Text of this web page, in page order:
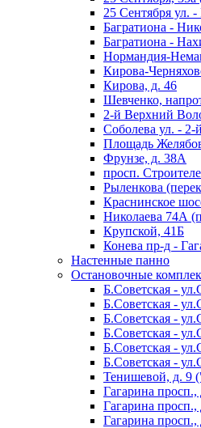
25 Сентября ул.
Багратиона -
Багратиона -
Нормандия-
Кирова-
Кирова, д. 46
Шевченко,
2-й Верхний
Соболева ул. - 2-
Площадь
Фрунзе, д. 38А
просп.
Рыленкова
Краснинское
Николаева 74А
Крупской, 41Б
Конева пр-д -
Настенные панно
Остановочные
Б.Советская -
Б.Советская -
Б.Советская -
Б.Советская -
Б.Советская -
Б.Советская -
Тенишевой, д. 9
Гагарина
Гагарина
Гагарина